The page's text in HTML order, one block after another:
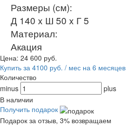
Размеры (см):
Д 140 x Ш 50 x Г 5
Материал:
Акация
Цена: 24 600 руб.
Купить за 4100 руб. / мес на 6 месяцев
Количество
minus
plus
В наличии
Получить подарок
Подарок за отзыв, 3% возвращаем